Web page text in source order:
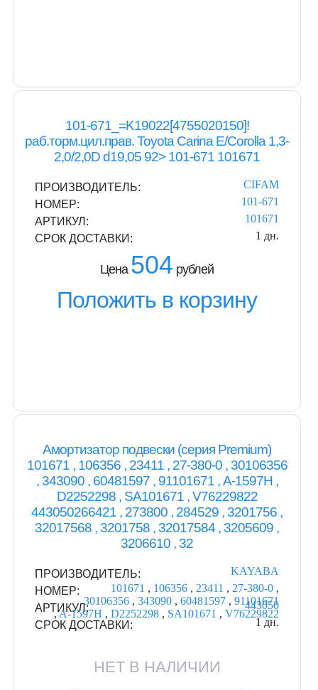
101-671_=K19022[4755020150]!
раб.торм.цил.прав. Toyota Carina E/Corolla 1,3-
2,0/2,0D d19,05 92> 101-671 101671
ПРОИЗВОДИТЕЛЬ:
CIFAM
НОМЕР:
101-671
АРТИКУЛ:
101671
СРОК ДОСТАВКИ:
1 дн.
Цена 504 рублей
Положить в корзину
Амортизатор подвески (серия Premium)
101671 , 106356 , 23411 , 27-380-0 , 30106356
, 343090 , 60481597 , 91101671 , A-1597H ,
D2252298 , SA101671 , V76229822
443050266421 , 273800 , 284529 , 3201756 ,
32017568 , 3201758 , 32017584 , 3205609 ,
3206610 , 32
ПРОИЗВОДИТЕЛЬ:
KAYABA
НОМЕР:
101671 , 106356 , 23411 , 27-380-0 ,
30106356 ,343090 ,60481597 ,91101671
,A-1597H ,D2252298 , SA101671 ,V76229822
АРТИКУЛ:
443050
СРОК ДОСТАВКИ:
1 дн.
НЕТ В НАЛИЧИИ